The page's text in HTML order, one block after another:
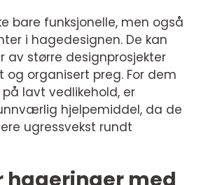
bare funksjonelle, men også
i hagedesignen. De kan
av større designprosjekter
og organisert preg. For dem
lavt vedlikehold, er
hjelpemiddel, da de
ugressvekst rundt
hageringer med